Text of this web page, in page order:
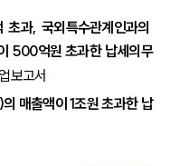
과, 국외특수관계인과의
500억원 초과한 납세의무
보고서
매출액이 1조원 초과한 납